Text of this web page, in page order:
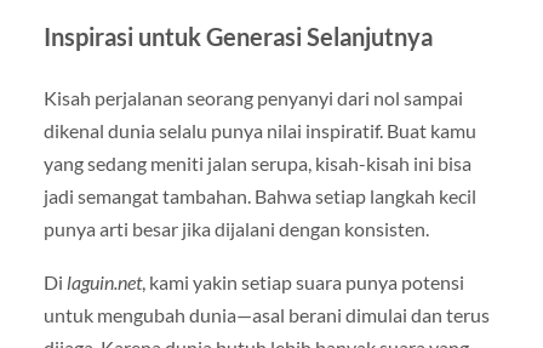
Inspirasi untuk Generasi Selanjutnya
Kisah perjalanan seorang penyanyi dari nol sampai
dikenal dunia selalu punya nilai inspiratif. Buat kamu
yang sedang meniti jalan serupa, kisah-kisah ini bisa
jadi semangat tambahan. Bahwa setiap langkah kecil
punya arti besar jika dijalani dengan konsisten.
Di laguin.net, kami yakin setiap suara punya potensi
untuk mengubah dunia—asal berani dimulai dan terus